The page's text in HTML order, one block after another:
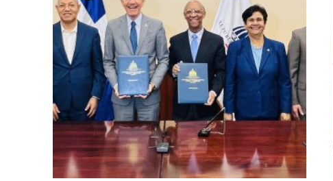
la
Universidad
Isa
firman
convenio
incorpora
otros
30
jóvenes
becados